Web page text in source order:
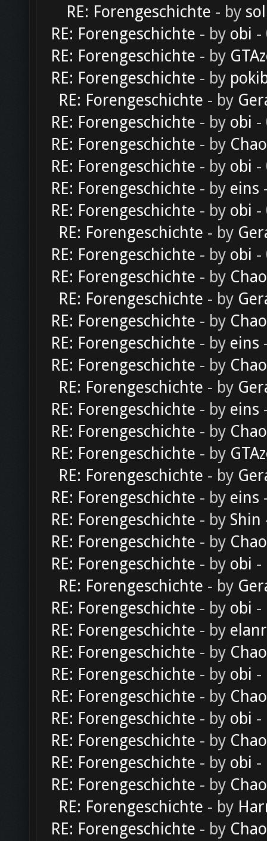
RE: Forengeschichte - by
RE: Forengeschichte - by obi -
RE: Forengeschichte - by
RE: Forengeschichte - by
RE: Forengeschichte - by
RE: Forengeschichte - by obi -
RE: Forengeschichte - by
RE: Forengeschichte - by obi -
RE: Forengeschichte - by eins
RE: Forengeschichte - by obi -
RE: Forengeschichte - by
RE: Forengeschichte - by obi -
RE: Forengeschichte - by
RE: Forengeschichte - by
RE: Forengeschichte - by
RE: Forengeschichte - by eins
RE: Forengeschichte - by
RE: Forengeschichte - by
RE: Forengeschichte - by eins
RE: Forengeschichte - by
RE: Forengeschichte - by
RE: Forengeschichte - by
RE: Forengeschichte - by eins
RE: Forengeschichte - by Shin
RE: Forengeschichte - by
RE: Forengeschichte - by obi -
RE: Forengeschichte - by
RE: Forengeschichte - by obi -
RE: Forengeschichte - by
RE: Forengeschichte - by
RE: Forengeschichte - by obi -
RE: Forengeschichte - by
RE: Forengeschichte - by obi -
RE: Forengeschichte - by
RE: Forengeschichte - by obi -
RE: Forengeschichte - by
RE: Forengeschichte - by
RE: Forengeschichte - by